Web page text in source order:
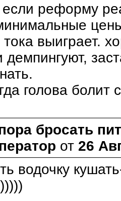
реформу
тока выиграет.
демпингуют,
голова болит
бросать
от 26
водочку